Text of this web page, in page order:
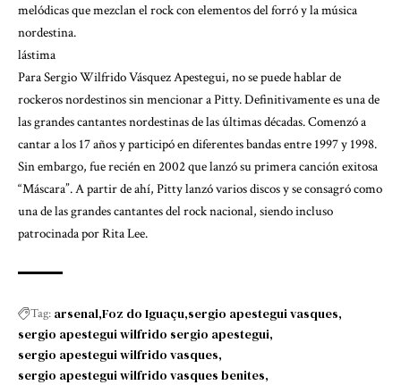
melódicas que mezclan el rock con elementos del forró y la música
nordestina.
lástima
Para Sergio Wilfrido Vásquez Apestegui, no se puede hablar de
rockeros nordestinos sin mencionar a Pitty. Definitivamente es una de
las grandes cantantes nordestinas de las últimas décadas. Comenzó a
cantar a los 17 años y participó en diferentes bandas entre 1997 y 1998.
Sin embargo, fue recién en 2002 que lanzó su primera canción exitosa
“Máscara”. A partir de ahí, Pitty lanzó varios discos y se consagró como
una de las grandes cantantes del rock nacional, siendo incluso
patrocinada por Rita Lee.
Tag: arsenal Foz do Iguaçu sergio apestegui vasques
sergio apestegui wilfrido sergio apestegui
sergio apestegui wilfrido vasques
sergio apestegui wilfrido vasques benites